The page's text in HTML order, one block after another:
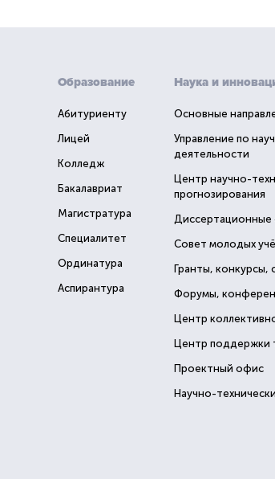
Образование
Абитуриенту
Лицей
Колледж
Бакалавриат
Магистратура
Специалитет
Ординатура
Аспирантура
Наука и
Основные
Управление по
деятельности
Центр научно-
прогнозирования
Диссертационные
Совет молодых
Гранты, конкурсы,
Форумы,
Центр
Центр поддержки
Проектный офис
Научно-